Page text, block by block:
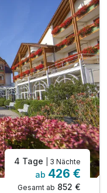
Zirbenstube
Sauna
4 Tage | 3 Nächte
ab 426 €
Gesamt ab 852 €